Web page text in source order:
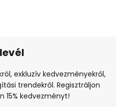
exkluzív kedvezményekről,
trendekről. Regisztráljon
15% kedvezményt!